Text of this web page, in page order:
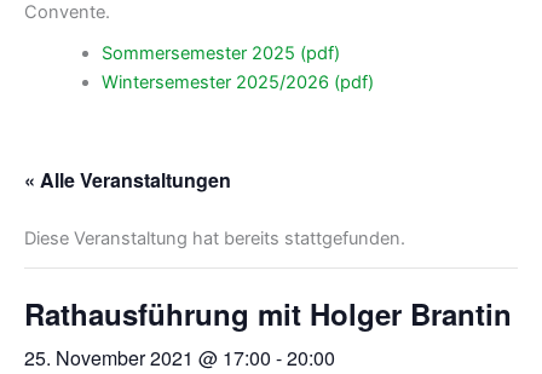
Convente.
Sommersemester 2025 (pdf)
Wintersemester 2025/2026 (pdf)
« Alle Veranstaltungen
Diese Veranstaltung hat bereits stattgefunden.
Rathausführung mit Holger Brantin
25. November 2021 @ 17:00 -20:00